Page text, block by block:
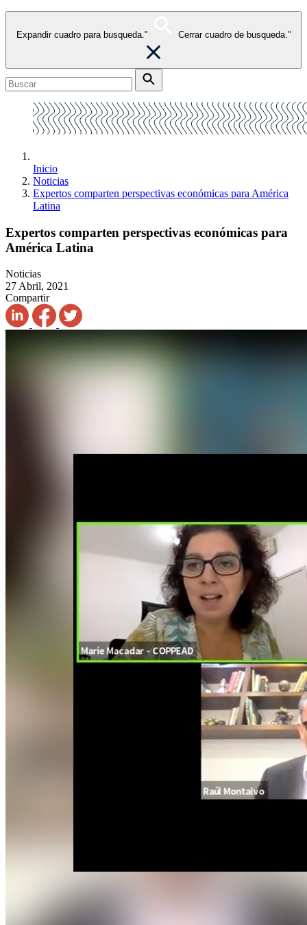
Expandir cuadro para busqueda." Cerrar cuadro de busqueda."
Inicio
Noticias
Expertos comparten perspectivas económicas para América
Latina
Expertos comparten perspectivas económicas para
América Latina
Noticias
27 Abril, 2021
Compartir